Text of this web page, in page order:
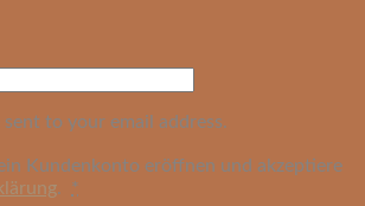
to your email address.
Kundenkonto eröffnen und akzeptiere
. *